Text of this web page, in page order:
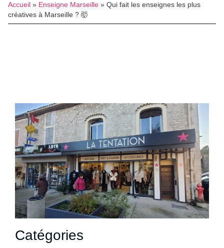
Accueil » Enseigne Marseille » Qui fait les enseignes les plus
créatives à Marseille ? 🤯
Catégories